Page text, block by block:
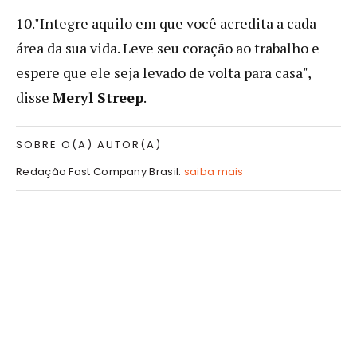
10."Integre aquilo em que você acredita a cada
área da sua vida. Leve seu coração ao trabalho e
espere que ele seja levado de volta para casa",
disse Meryl Streep.
SOBRE O(A) AUTOR(A)
Redação Fast Company Brasil. saiba mais